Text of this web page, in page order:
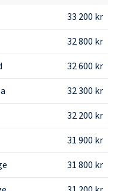
33 200 kr
32 800 kr
32 600 kr
32 300 kr
32 200 kr
31 900 kr
31 800 kr